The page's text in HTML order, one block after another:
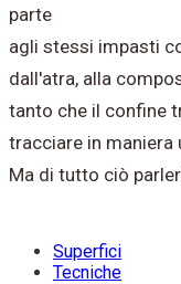
parte
agli stessi impasti
dall'atra, alla
tanto che il confine
tracciare in maniera
Ma di tutto ciò
Superfici
Tecniche